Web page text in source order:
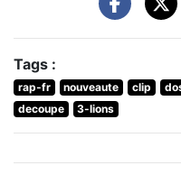
Tags :
rap-fr nouveaute clip
decoupe
3-lions